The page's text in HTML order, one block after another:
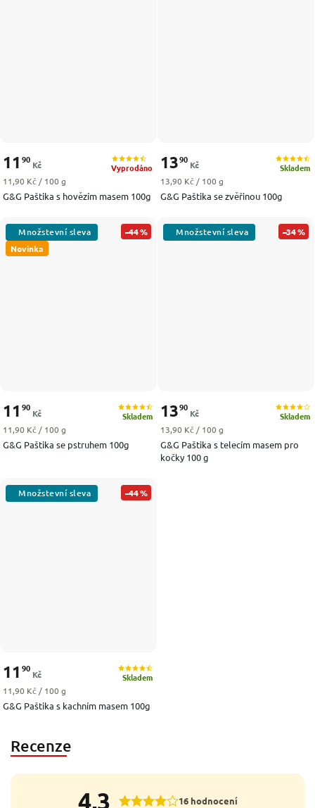
G&G Paštika s hovězím masem 100g
Vyprodáno
11 90
Kč
Měrná cena:
11,90 Kč / 100 g
G&G Paštika se zvěřinou 100g
Skladem
1390
Kč
Měrná cena:
13,90 Kč / 100 g
Novinka
–44 %
G&G Paštika se pstruhem 100g
Skladem
11 90
Kč
Měrná cena:
11,90 Kč / 100 g
–34 %
G&G Paštika s telecím masem pro
kočky 100 g
Skladem
1390
Kč
Měrná cena:
13,90 Kč / 100 g
–44 %
G&G Paštika s kachním masem 100g
Skladem
11 90
Kč
Měrná cena:
11,90 Kč / 100 g
Recenze
4,3 16 hodnocení